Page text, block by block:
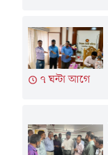
৭ ঘন্টা আগে